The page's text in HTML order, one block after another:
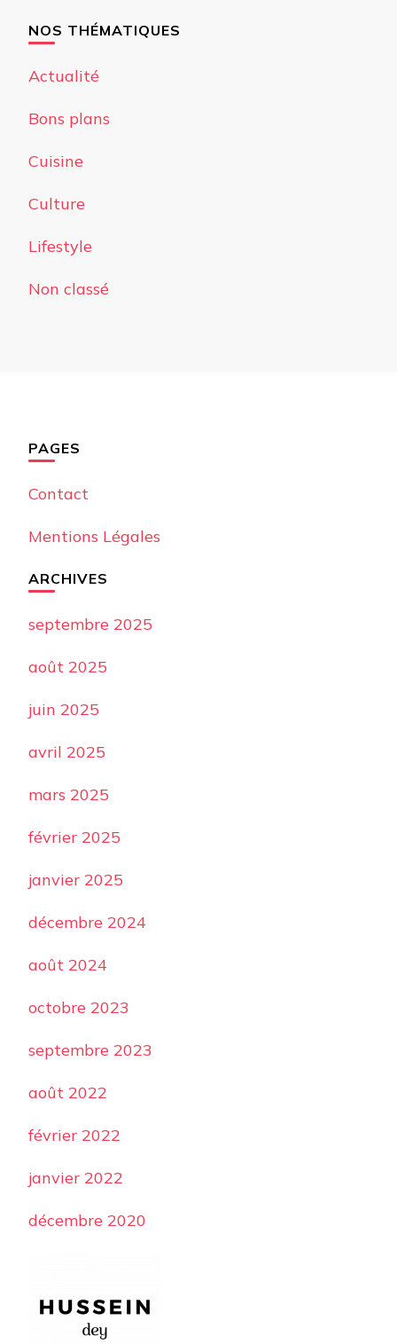
NOS THÉMATIQUES
Actualité
Bons plans
Cuisine
Culture
Lifestyle
Non classé
PAGES
Contact
Mentions Légales
ARCHIVES
septembre 2025
août 2025
juin 2025
avril 2025
mars 2025
février 2025
janvier 2025
décembre 2024
août 2024
octobre 2023
septembre 2023
août 2022
février 2022
janvier 2022
décembre 2020